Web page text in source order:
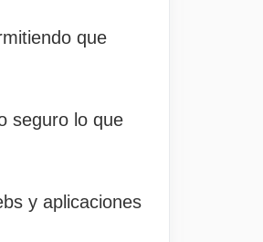
que
seguro lo que
y aplicaciones